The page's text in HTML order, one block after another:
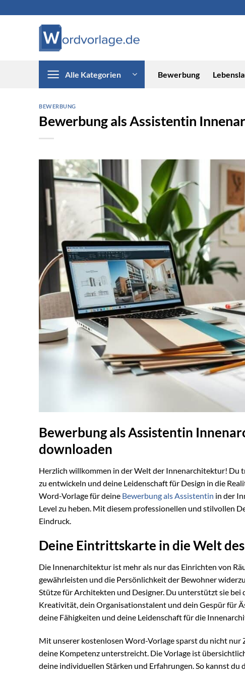
Alle Kategorien Bewerbung
BEWERBUNG
Bewerbung als Assistentin
Bewerbung als Assistentin
downloaden
Herzlich willkommen in der Welt der Innenarchitektur! Du
zu entwickeln und deine Leidenschaft für Design in die
Word-Vorlage für deine Bewerbung als Assistentin in der
Level zu heben. Mit diesem professionellen und stilvollen
Eindruck.
Deine Eintrittskarte in die Welt des
Die Innenarchitektur ist mehr als nur das Einrichten von
gewährleisten und die Persönlichkeit der Bewohner
Stütze für Architekten und Designer. Du unterstützt sie
Kreativität, dein Organisationstalent und dein Gespür für
deine Fähigkeiten und deine Leidenschaft für die
Mit unserer kostenlosen Word-Vorlage sparst du nicht nur
deine Kompetenz unterstreicht. Die Vorlage ist
deine individuellen Stärken und Erfahrungen. So kannst